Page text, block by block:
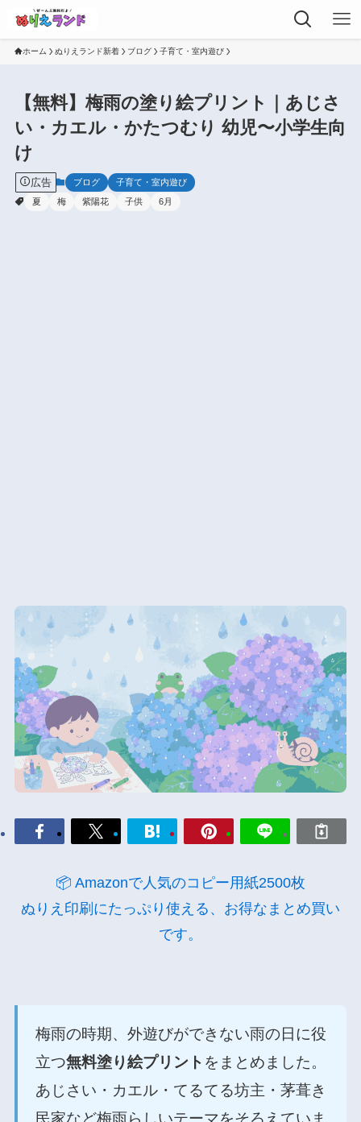
ホーム ぬりえランド新着 ブログ 子育て・室内遊び
【無料】梅雨の塗り絵プリント｜あじさ
い・カエル・かたつむり 幼児〜小学生向
け
広告 ブログ
子育て・室内遊び
夏
梅 紫陽花 子供 6月
📦 Amazonで人気のコピー用紙2500枚
ぬりえ印刷にたっぷり使える、お得なまとめ買い
です。
梅雨の時期、外遊びができない雨の日に役
立つ無料塗り絵プリント をまとめました。
あじさい・カエル・てるてる坊主・茅葺き
民家など梅雨らしいテーマをそろえていま